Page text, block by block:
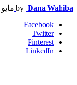
by Dana Wahiba مايو 20, 2023, 2:42 م
Facebook
Twitter
Pinterest
LinkedIn